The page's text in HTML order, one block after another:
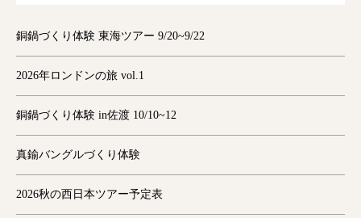
銅鍋づくり体験 東海ツアー 9/20~9/22
2026年ロンドンの旅 vol.1
銅鍋づくり体験 in佐渡 10/10~12
真鍮バングルづくり体験
2026秋の西日本ツアー予定表